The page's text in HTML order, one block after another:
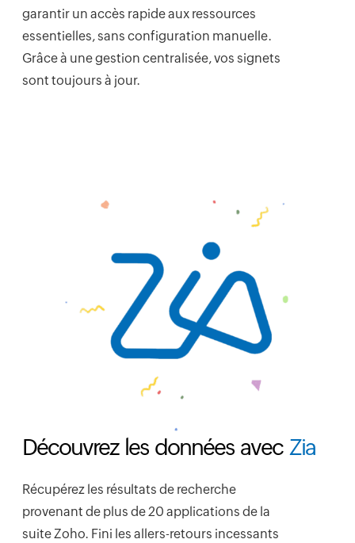
garantir un accès rapide aux ressources
essentielles, sans configuration manuelle.
Grâce à une gestion centralisée, vos signets
sont toujours à jour.
Découvrez les données avec Zia
Récupérez les résultats de recherche
provenant de plus de 20 applications de la
suite Zoho. Fini les allers-retours incessants